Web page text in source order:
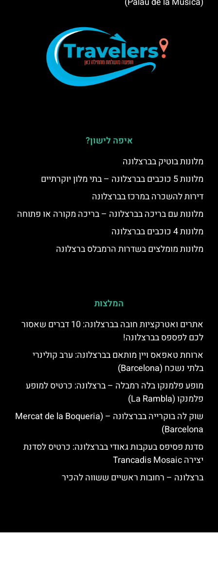
איפה לישון?
מלונות בוטיק בברצלונה
מלונות 5 כוכבים בברצלונה – בתי מלון יוקרתיים
דירות להשכרה במרכז בברצלונה
מלונות עם בריכה בברצלונה – בריכה מקורה או פתוחה
מלונות 4 כוכבים בברצלונה
מלונות מומלצים בשדרות הרמבלס ברצלונה
המלצות
אתרים ואטרקציות חובה בברצלונה: 10 דברים שאסור
לכם לפספס בברצלונה!
ארוחת טאפאס ויין מותאם בברצלונה: ערב קולינרי
בלתי נשכח (Barcelona)
מופע פלמנקו בלה רמבלה – ברצלונה: כרטיס למופע
פלמנקו (La Rambla)
שוק לה בוקרייה בברצלונה – (Mercat de la Boqueria
Barcelona)
סדנת פסיפס בעקבות גאודי בברצלונה: כרטיס לסדנת
יצירה Trancadis Mosaic
ברצלונה – רחובות ראשיים ששווה להכיר